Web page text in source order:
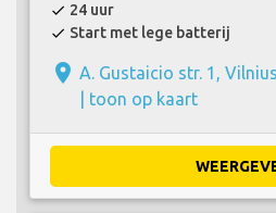
check 24 uur
check Start met lege batterij
place A. Gustaicio str. 1,
toon op kaart